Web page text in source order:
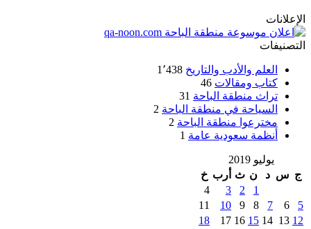
الإعلانات
التصنيفات
العلم والأدب والتاريخ 1٬438
كتاب ومقالات 46
تراث منطقة الباحة 31
السياحة في منطقة الباحة 2
مخترعوا منطقة الباحة 2
أنظمة سعودية عامة 1
يوليو 2019
ج س د ن ث أرب خ
1
2
3
4
5
6
7
8
9
10
11
12
13
14
15
16
17
18